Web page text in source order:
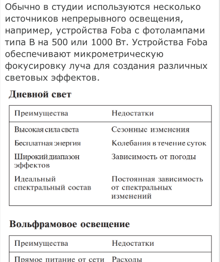
Обычно в студии используются несколько
источников непрерывного освещения,
например, устройства Foba с фотолампами
типа B на 500 или 1000 Вт. Устройства Foba
обеспечивают микрометрическую
фокусировку луча для создания различных
световых эффектов.